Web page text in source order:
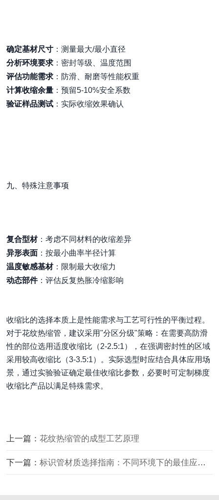
确定基材尺寸 ：测量最大/最小直径
分析环境要求 ：密封等级、温度范围
评估功能需求 ：防滑、耐磨等性能权重
计算收缩余量 ：预留5-10%安全系数
验证样品测试 ：实际收缩效果确认
九、特殊注意事项
复合型材：考虑不同材料的收缩差异
异形表面 ：按最小曲率半径计算
温度敏感基材：限制最大收缩力
动态部件：评估反复热胀冷缩影响
收缩比的选择本质上是性能需求与工艺可行性的平衡过程。
对于花纹热缩管，建议采用"分区分级"策略：在需要高防滑
性的部位选用适度收缩比（2-2.5:1），在强调密封性的区域
采用较高收缩比（3-3.5:1）。实际选型时应结合具体应用场
景，通过实验验证确定最佳收缩比参数，必要时可定制梯度
收缩比产品以满足特殊需求。
上一篇：花纹热缩管的成型工艺原理
下一篇：标识管材质选择指南：不同环境下的最佳应用方案